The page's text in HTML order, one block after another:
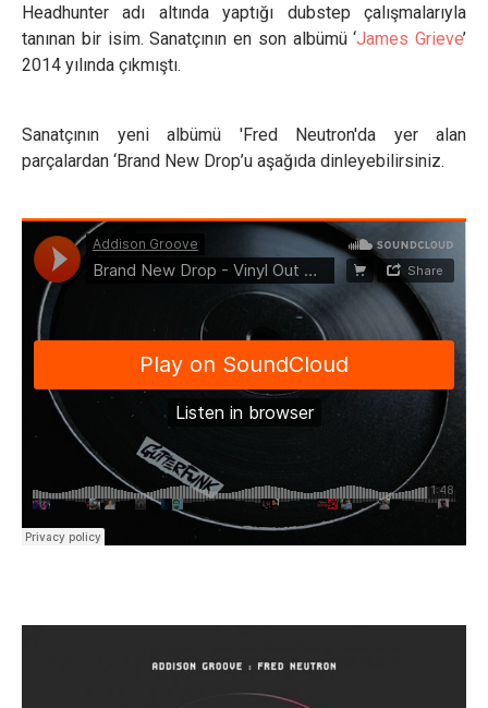
Headhunter adı altında yaptığı dubstep çalışmalarıyla
tanınan bir isim. Sanatçının en son albümü ‘James Grieve’
2014 yılında çıkmıştı.
Sanatçının yeni albümü 'Fred Neutron'da yer alan
parçalardan ‘Brand New Drop’u aşağıda dinleyebilirsiniz.